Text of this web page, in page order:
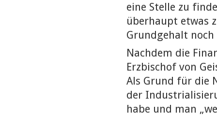
eine Stelle zu
überhaupt etwas
Grundgehalt noch
Nachdem die
Erzbischof von
Als Grund für die
der
habe und man